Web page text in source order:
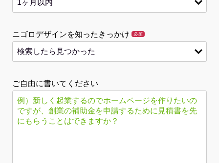
ニゴロデザインを知ったきっかけ 必須
ご自由に書いてください